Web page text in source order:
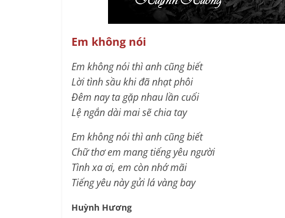
Em không nói
Em không nói thì anh cũng biết
Lời tình sầu khi đã nhạt phôi
Đêm nay ta gặp nhau lần cuối
Lệ ngắn dài mai sẽ chia tay
Em không nói thì anh cũng biết
Chữ thơ em mang tiếng yêu người
Tình xa ơi, em còn nhớ mãi
Tiếng yêu này gửi lá vàng bay
Huỳnh Hương